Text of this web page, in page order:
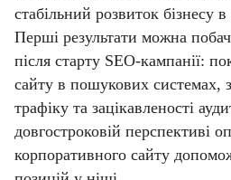
стабільний розвиток бізнесу
Перші результати можна
після старту SEO-кампанії:
сайту в пошукових системах,
трафіку та зацікавленості
довгостроковій перспективі
корпоративного сайту